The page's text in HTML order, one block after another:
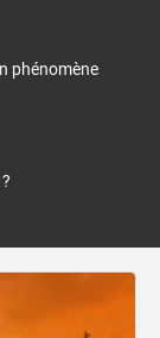
phénomène